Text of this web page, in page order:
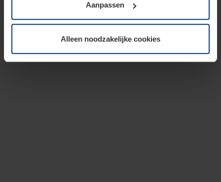
soorten cookies is uw toestemming vereist. Uw
toestemming kunt u op elk moment bij de uitleg van de
wijzigen of herroepen.
Aanpassen
Alleen noodzakelijke cookies